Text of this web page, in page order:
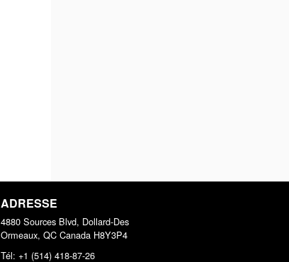
ADRESSE
4880 Sources Blvd, Dollard-Des
Ormeaux, QC Canada H8Y3P4
Tél: +1 (514) 418-87-26